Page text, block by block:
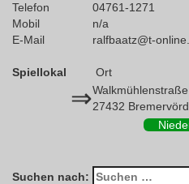
Telefon
04761-1271
Mobil
n/a
E-Mail
ralfbaatz@t-
Spiellokal Ort
⇒27432
Suchen nach: